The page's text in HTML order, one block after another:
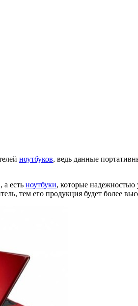
ноутбуков, ведь данные
есть ноутбуки, которые надежностью
тем его продукция будет более